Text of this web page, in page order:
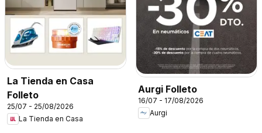
La Tienda en Casa
Folleto
25/07 - 25/08/2026
La Tienda en Casa
Aurgi Folleto
16/07 - 17/08/2026
Aurgi